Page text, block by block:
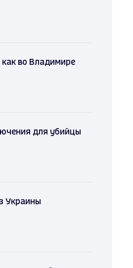
во Владимире
для убийцы
Украины